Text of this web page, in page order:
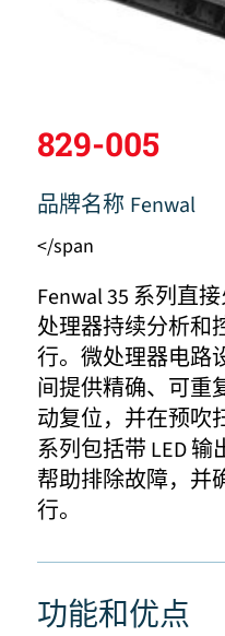
829-005
品牌名称 Fenwal
</span
Fenwal 35 系列直
处理器持续分析和
行。微处理器电路
间提供精确、可重
动复位，并在预吹
系列包括带 LED
帮助排除故障，并
行。
功能和优点